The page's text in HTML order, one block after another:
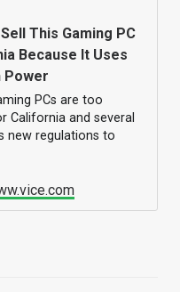
This Gaming PC
Because It Uses
Power
PCs are too
California and several
new regulations to